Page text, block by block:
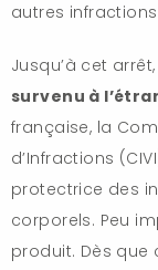
autres infractions
Jusqu’à cet
survenu à
française, la
d’Infractions
protectrice des
corporels. Peu
produit. Dès que